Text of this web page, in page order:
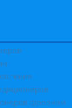
фреоном